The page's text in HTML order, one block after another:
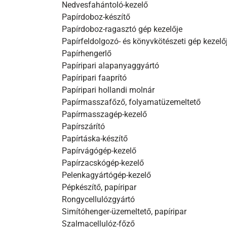
Nedvesfahántoló-kezelő
Papírdoboz-készítő
Papírdoboz-ragasztó gép kezelője
Papírfeldolgozó- és könyvkötészeti gép
Papírhengerlő
Papíripari alapanyaggyártó
Papíripari faaprító
Papíripari hollandi molnár
Papírmasszafőző, folyamatüzemeltető
Papírmasszagép-kezelő
Papírszárító
Papírtáska-készítő
Papírvágógép-kezelő
Papírzacskógép-kezelő
Pelenkagyártógép-kezelő
Pépkészítő, papíripar
Rongycellulózgyártó
Simítóhenger-üzemeltető, papíripar
Szalmacellulóz-főző